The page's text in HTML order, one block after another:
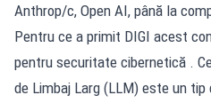
Anthrop/c, Open AI, până la
Pentru ce a primit DIGI acest
pentru securitate cibernetică .
de Limbaj Larg (LLM) este un